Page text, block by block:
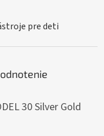
pre deti
30 Silver Gold
je 5 z 5 hviezdičiek.